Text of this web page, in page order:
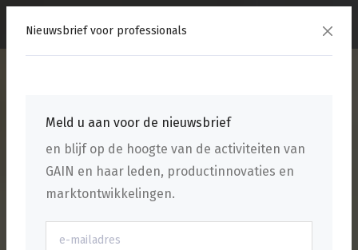
Nieuwsbrief voor professionals
Meld u aan voor de nieuwsbrief
en blijf op de hoogte van de activiteiten van
GAIN en haar leden, productinnovaties en
marktontwikkelingen.